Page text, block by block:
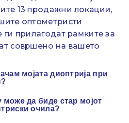
13 продажни локации,
оптометристи
ги прилагодат рамките за
совршено на вашето
мојата диоптрија при
може да биде стар мојот
очила?